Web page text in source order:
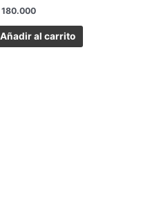
180.000
Añadir al carrito